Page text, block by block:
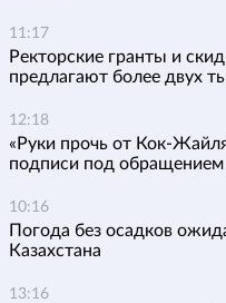
11:17
Ректорские гранты и
предлагают более двух
12:18
«Руки прочь от Кок-
подписи под обращением
10:16
Погода без осадков
Казахстана
13:16